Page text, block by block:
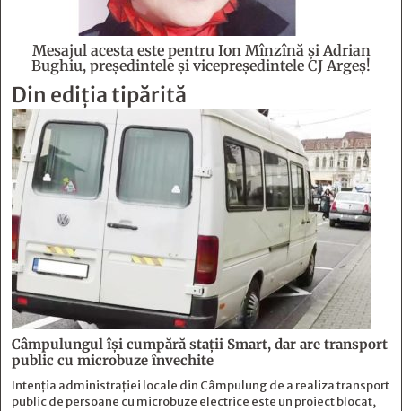
Mesajul acesta este pentru Ion Mînzînă şi Adrian
Bughiu, preşedintele şi vicepreşedintele CJ Argeş!
Din ediția tipărită
Câmpulungul îşi cumpără staţii Smart, dar are transport
public cu microbuze învechite
Intenția administrației locale din Câmpulung de a realiza transport
public de persoane cu microbuze electrice este un proiect blocat,